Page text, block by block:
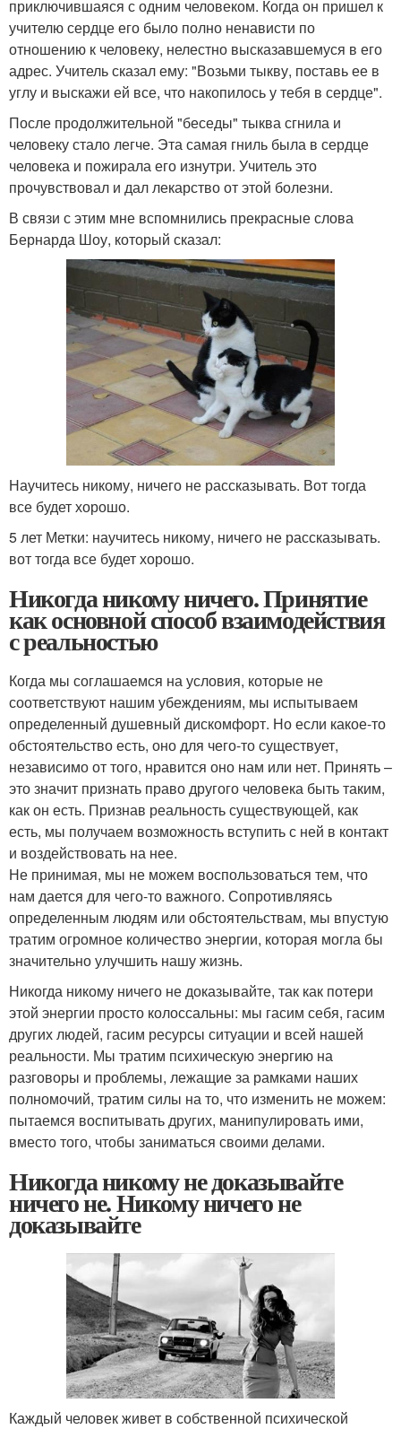
приключившаяся с одним человеком. Когда он пришел к
учителю сердце его было полно ненависти по
отношению к человеку, нелестно высказавшемуся в его
адрес. Учитель сказал ему: "Возьми тыкву, поставь ее в
углу и выскажи ей все, что накопилось у тебя в сердце".
После продолжительной "беседы" тыква сгнила и
человеку стало легче. Эта самая гниль была в сердце
человека и пожирала его изнутри. Учитель это
прочувствовал и дал лекарство от этой болезни.
В связи с этим мне вспомнились прекрасные слова
Бернарда Шоу, который сказал:
Научитесь никому, ничего не рассказывать. Вот тогда
все будет хорошо.
5 лет Метки: научитесь никому, ничего не рассказывать.
вот тогда все будет хорошо.
Никогда никому ничего. Принятие
как основной способ взаимодействия
с реальностью
Когда мы соглашаемся на условия, которые не
соответствуют нашим убеждениям, мы испытываем
определенный душевный дискомфорт. Но если какое-то
обстоятельство есть, оно для чего-то существует,
независимо от того, нравится оно нам или нет. Принять –
это значит признать право другого человека быть таким,
как он есть. Признав реальность существующей, как
есть, мы получаем возможность вступить с ней в контакт
и воздействовать на нее.
Не принимая, мы не можем воспользоваться тем, что
нам дается для чего-то важного. Сопротивляясь
определенным людям или обстоятельствам, мы впустую
тратим огромное количество энергии, которая могла бы
значительно улучшить нашу жизнь.
Никогда никому ничего не доказывайте, так как потери
этой энергии просто колоссальны: мы гасим себя, гасим
других людей, гасим ресурсы ситуации и всей нашей
реальности. Мы тратим психическую энергию на
разговоры и проблемы, лежащие за рамками наших
полномочий, тратим силы на то, что изменить не можем:
пытаемся воспитывать других, манипулировать ими,
вместо того, чтобы заниматься своими делами.
Никогда никому не доказывайте
ничего не. Никому ничего не
доказывайте
Каждый человек живет в собственной психической